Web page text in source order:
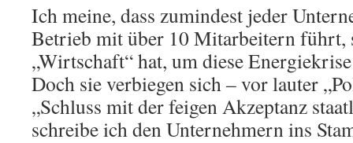
Ich meine, dass zumindest jeder
Betrieb mit über 10 Mitarbeitern führt,
„Wirtschaft“ hat, um diese
Doch sie verbiegen sich – vor lauter
„Schluss mit der feigen Akzeptanz
schreibe ich den Unternehmern ins